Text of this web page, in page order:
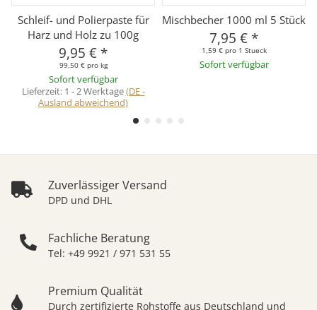
Schleif- und Polierpaste für
Harz und Holz zu 100g
9,95 € *
99,50 € pro kg
Sofort verfügbar
Lieferzeit: 1 - 2 Werktage(DE -
Ausland abweichend)
Mischbecher 1000 ml 5 Stück
7,95 € *
1,59 € pro 1 Stueck
Sofort verfügbar
Zuverlässiger Versand
DPD und DHL
Fachliche Beratung
Tel: +49 9921 / 971 531 55
Premium Qualität
Durch zertifizierte Rohstoffe aus Deutschland und